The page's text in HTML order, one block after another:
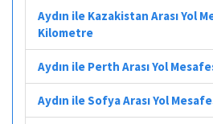
Aydın ile Kazakistan Arası Yol
Kilometre
Aydın ile Perth Arası Yol
Aydın ile Sofya Arası Yol